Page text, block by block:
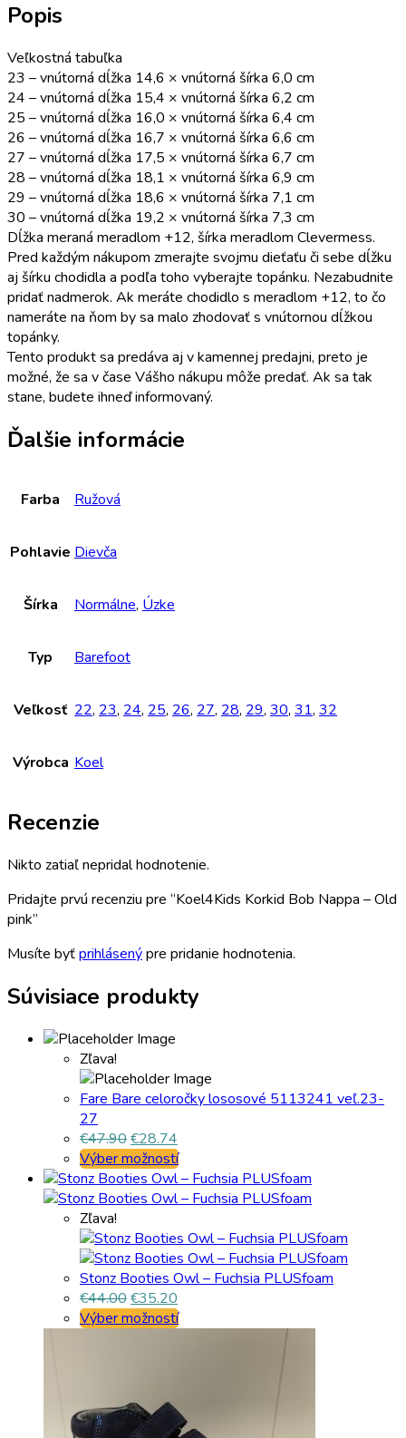
Popis
Veľkostná tabuľka
23 – vnútorná dĺžka 14,6 × vnútorná šírka 6,0 cm
24 – vnútorná dĺžka 15,4 × vnútorná šírka 6,2 cm
25 – vnútorná dĺžka 16,0 × vnútorná šírka 6,4 cm
26 – vnútorná dĺžka 16,7 × vnútorná šírka 6,6 cm
27 – vnútorná dĺžka 17,5 × vnútorná šírka 6,7 cm
28 – vnútorná dĺžka 18,1 × vnútorná šírka 6,9 cm
29 – vnútorná dĺžka 18,6 × vnútorná šírka 7,1 cm
30 – vnútorná dĺžka 19,2 × vnútorná šírka 7,3 cm
Dĺžka meraná meradlom +12, šírka meradlom Clevermess.
Pred každým nákupom zmerajte svojmu dieťaťu či sebe dĺžku
aj šírku chodidla a podľa toho vyberajte topánku. Nezabudnite
pridať nadmerok. Ak meráte chodidlo s meradlom +12, to čo
nameráte na ňom by sa malo zhodovať s vnútornou dĺžkou
topánky.
Tento produkt sa predáva aj v kamennej predajni, preto je
možné, že sa v čase Vášho nákupu môže predať. Ak sa tak
stane, budete ihneď informovaný.
Ďalšie informácie
Farba Ružová
Pohlavie Dievča
Šírka Normálne, Úzke
Typ Barefoot
Veľkosť 22, 23, 24, 25, 26, 27, 28, 29, 30, 31, 32
Výrobca Koel
Recenzie
Nikto zatiaľ nepridal hodnotenie.
Pridajte prvú recenziu pre “Koel4Kids Korkid Bob Nappa – Old
pink”
Musíte byťprihlásenýpre pridanie hodnotenia.
Súvisiace produkty
Zľava!
Fare Bare celoročky lososové 5113241 veľ.23-
27
€47.90€28.74
Výber možností
Zľava!
Stonz Booties Owl – Fuchsia PLUSfoam
€44.00€35.20
Výber možností